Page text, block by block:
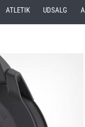
ATLETIK UDSALG